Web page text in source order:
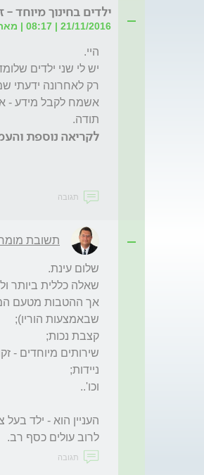
ילדים בחינוך מיוחד
21/11/2016 | 08:17 | מאת: עינת
תודה.
לקריאה נוספת
תגובה
תשובת
לרוב עולים כסף רב.
תגובה